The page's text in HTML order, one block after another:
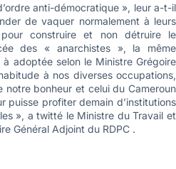
anti-démocratique », leur a-t-il
de vaquer normalement à leurs
construire et non détruire le
des « anarchistes », la même
adoptée selon le Ministre Grégoire
à nos diverses occupations,
notre bonheur et celui du Cameroun
puisse profiter demain d’institutions
», a twitté le Ministre du Travail et
Général Adjoint du RDPC .